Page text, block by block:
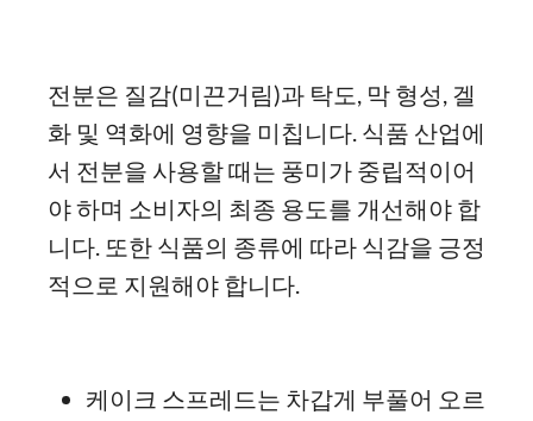
전분은 질감(미끈거림)과 탁도, 막 형성, 겔
화 및 역화에 영향을 미칩니다. 식품 산업에
서 전분을 사용할 때는 풍미가 중립적이어
야 하며 소비자의 최종 용도를 개선해야 합
니다. 또한 식품의 종류에 따라 식감을 긍정
적으로 지원해야 합니다.
케이크 스프레드는 차갑게 부풀어 오르